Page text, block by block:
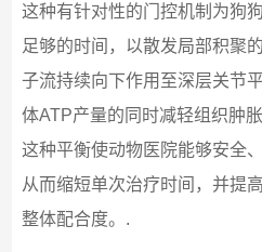
这种有针对性的门控机制为狗
足够的时间，以散发局部积聚
子流持续向下作用至深层关节
体ATP产量的同时减轻组织肿
这种平衡使动物医院能够安全
从而缩短单次治疗时间，并提
整体配合度。.